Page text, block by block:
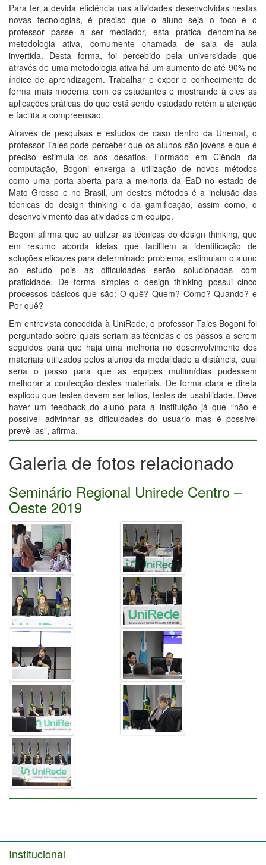
Para ter a devida eficiência nas atividades desenvolvidas nestas
novas tecnologias, é preciso que o aluno seja o foco e o
professor passe a ser mediador, esta prática denomina-se
metodologia ativa, comumente chamada de sala de aula
invertida. Desta forma, foi percebido pela universidade que
através de uma metodologia ativa há um aumento de até 90% no
índice de aprendizagem. Trabalhar e expor o conhecimento de
forma mais moderna com os estudantes e mostrando à eles as
aplicações práticas do que está sendo estudado retém a atenção
e facilita a compreensão.
Através de pesquisas e estudos de caso dentro da Unemat, o
professor Tales pode perceber que os alunos são jovens e que é
preciso estimulá-los aos desafios. Formado em Ciência da
computação, Bogoni enxerga a utilização de novos métodos
como uma porta aberta para a melhoria da EaD no estado de
Mato Grosso e no Brasil, um destes métodos é a inclusão das
técnicas do design thinking e da gamificação, assim como, o
desenvolvimento das atividades em equipe.
Bogoni afirma que ao utilizar as técnicas do design thinking, que
em resumo aborda ideias que facilitem a identificação de
soluções eficazes para determinado problema, estimulam o aluno
ao estudo pois as dificuldades serão solucionadas com
praticidade. De forma simples o design thinking possui cinco
processos básicos que são: O quê? Quem? Como? Quando? e
Por quê?
Em entrevista concedida à UniRede, o professor Tales Bogoni foi
perguntado sobre quais seriam as técnicas e os passos a serem
seguidos para que haja uma melhoria no desenvolvimento dos
materiais utilizados pelos alunos da modalidade a distância, qual
seria o passo para que as equipes multimídias pudessem
melhorar a confecção destes materiais. De forma clara e direta
explicou que testes devem ser feitos, testes de usabilidade. Deve
haver um feedback do aluno para a instituição já que “não é
possível adivinhar as dificuldades do usuário mas é possível
prevê-las”, afirma.
Galeria de fotos relacionado
Seminário Regional Unirede Centro –
Oeste 2019
Institucional